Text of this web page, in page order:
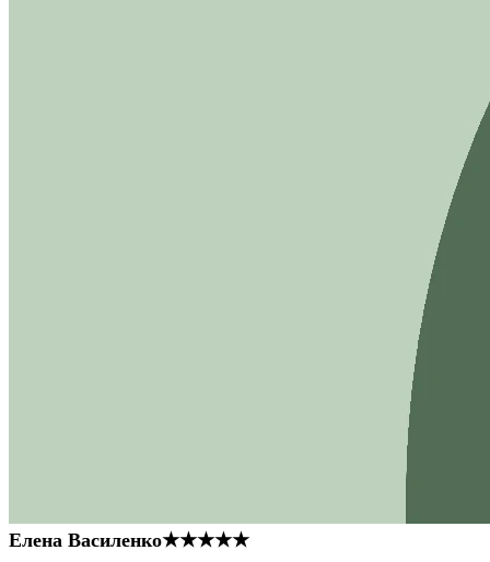
Елена Василенко★★★★★